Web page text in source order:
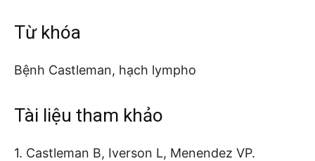
Từ khóa
Bệnh Castleman, hạch lympho
Tài liệu tham khảo
1. Castleman B, Iverson L, Menendez VP.